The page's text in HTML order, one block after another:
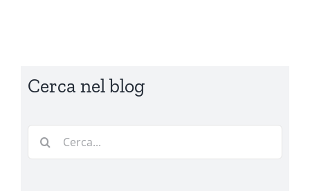
Cerca nel blog
Cerca